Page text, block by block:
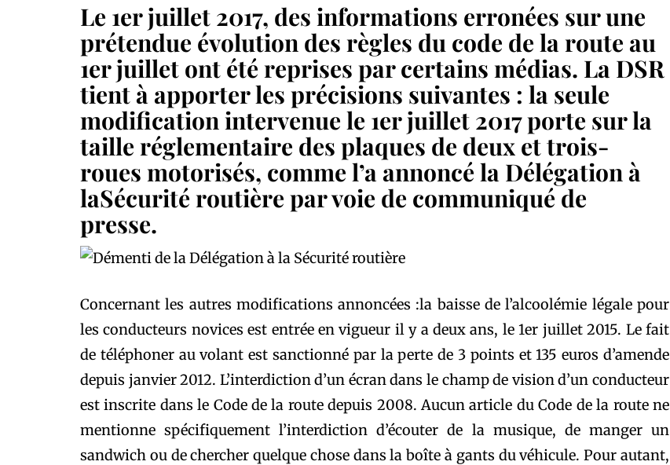
Le 1er juillet 2017, des informations erronées sur une
prétendue évolution des règles du code de la route au
1er juillet ont été reprises par certains médias. La DSR
tient à apporter les précisions suivantes : la seule
modification intervenue le 1er juillet 2017 porte sur la
taille réglementaire des plaques de deux et trois-
roues motorisés, comme l’a annoncé la Délégation à
laSécurité routière par voie de communiqué de
presse.
Concernant les autres modifications annoncées :la baisse de l’alcoolémie légale pour
les conducteurs novices est entrée en vigueur il y a deux ans, le 1er juillet 2015. Le fait
de téléphoner au volant est sanctionné par la perte de 3 points et 135 euros d’amende
depuis janvier 2012. L’interdiction d’un écran dans le champ de vision d’un conducteur
est inscrite dans le Code de la route depuis 2008. Aucun article du Code de la route ne
mentionne spécifiquement l’interdiction d’écouter de la musique, de manger un
sandwich ou de chercher quelque chose dans la boîte à gants du véhicule. Pour autant,